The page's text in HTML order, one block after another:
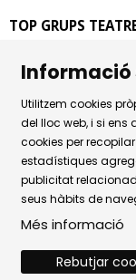
TOP GRUPS
08002 Barcelona
Tel. 93 441 39 79
Horari d'atenció:
divendres de 9.30
Sitemap | Avís
Política de
Informació
Utilitzem cookies
del lloc web, i si ens
cookies per
estadístiques
publicitat
seus hàbits de
Més informació
Rebutjar